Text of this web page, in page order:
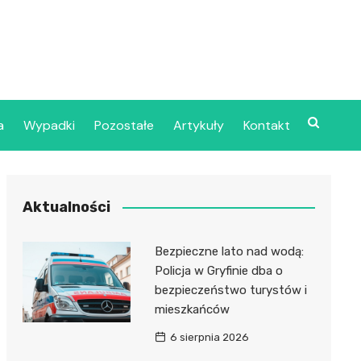
Szpital Wojskowy w
Publiczny
Zakład
Zdrowotnej
Wypadki Pozostałe Artykuły Kontakt
Aktualności
Bezpieczne lato nad wodą:
Policja w Gryfinie dba o
bezpieczeństwo turystów i
mieszkańców
6 sierpnia 2026